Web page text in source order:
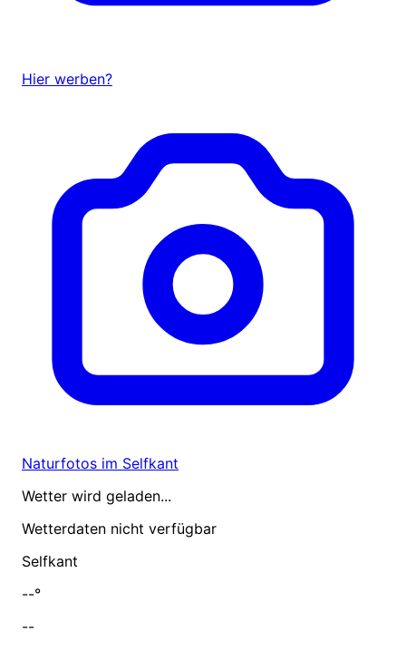
Hier werben?
Naturfotos im Selfkant
Wetter wird geladen...
Wetterdaten nicht verfügbar
Selfkant
--°
--